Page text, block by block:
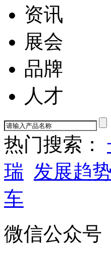
资讯
展会
品牌
人才
热门搜索：
瑞 发展趋势
车
微信公众号